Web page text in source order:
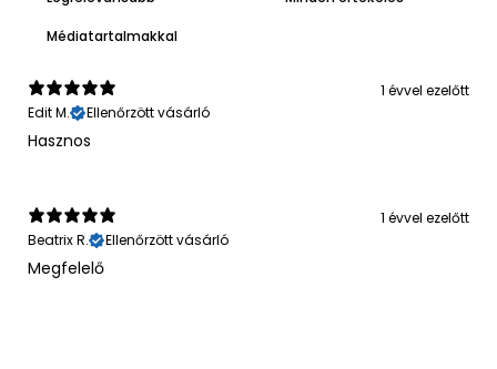
Médiatartalmakkal
1 évvel ezelőtt
Edit M.
Ellenőrzött vásárló
Hasznos
1 évvel ezelőtt
Beatrix R.
Ellenőrzött vásárló
Megfelelő